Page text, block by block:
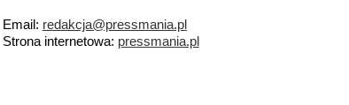
Email: redakcja@pressmania.pl
Strona internetowa: pressmania.pl